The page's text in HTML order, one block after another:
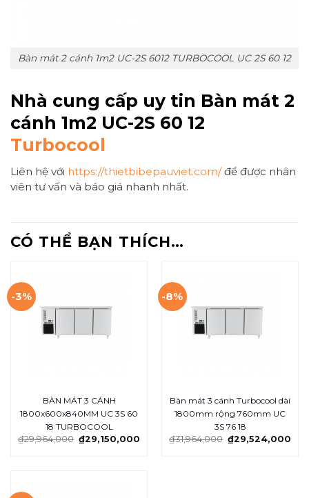
Bàn mát 2 cánh 1m2 UC-2S 6012 TURBOCOOL UC 2S 60 12
Nhà cung cấp uy tin Bàn mát 2
cánh 1m2 UC-2S 60 12
Turbocool
Liên hệ với https://thietbibepauviet.com/để được nhân
viên tư vấn và báo giá nhanh nhất.
CÓ THỂ BẠN THÍCH…
-3%
BÀN MÁT 3 CÁNH
1800x600x840MM UC 3S 60
18 TURBOCOOL
₫29,964,000 ₫29,150,000
-8%
Bàn mát 3 cánh Turbocool dài
1800mm rộng 760mm UC
3S 76 18
₫31,964,000 ₫29,524,000